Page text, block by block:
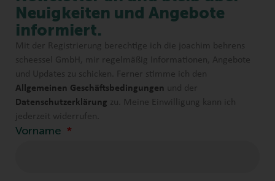
Neuigkeiten und Angebote
informiert.
Mit der Registrierung berechtige ich die joachim behrens
scheessel GmbH, mir regelmäßig Informationen, Angebote
und Updates zu schicken. Ferner stimme ich den
Allgemeinen Geschäftsbedingungen
und der
Datenschutzerklärung zu. Meine Einwilligung kann ich
jederzeit widerrufen.
Vorname